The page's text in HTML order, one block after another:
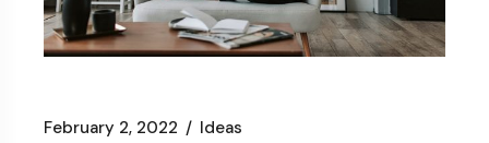
February 2, 2022 Ideas